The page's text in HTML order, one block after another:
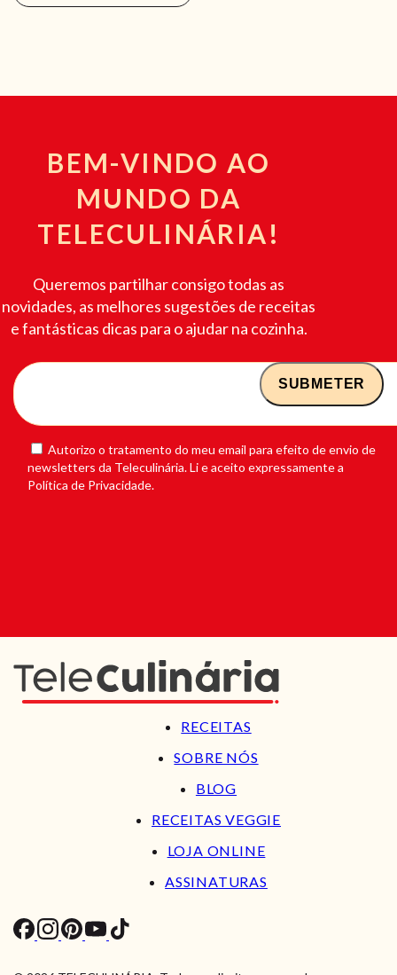
BEM-VINDO AO
MUNDO DA
TELECULINÁRIA!
Queremos partilhar consigo todas as
novidades, as melhores sugestões de receitas
e fantásticas dicas para o ajudar na cozinha.
Autorizo o tratamento do meu email para efeito de envio de
newsletters da Teleculinária. Li e aceito expressamente a
Política de Privacidade.
RECEITAS
SOBRE NÓS
BLOG
RECEITAS VEGGIE
LOJA ONLINE
ASSINATURAS